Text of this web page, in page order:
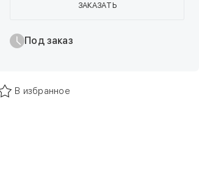
ЗАКАЗАТЬ
Под заказ
В избранное